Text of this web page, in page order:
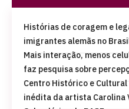
Histórias de coragem e
imigrantes alemãs no
Mais interação, menos
faz pesquisa sobre
Centro Histórico e
inédita da artista Carolina